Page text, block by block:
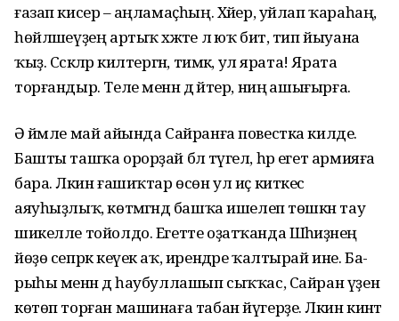
ғазап кисерә – аңламаҫһың. Хәйер, уйлап ҡараһаң,
һөйләшеүҙең артыҡ хәжәте лә юҡ бит, тип йыуана
ҡыҙ. Сәскәләр килтергән, тимәк, ул ярата! Ярата
торғандыр. Теле менән дә әйтер, ниңә ашығырға.
Ә йәмле май айында Сайранға повестка килде.
Башты ташҡа орорҙай бәлә түгел, һәр егет армияға
бара. Ләкин ғашиҡтар өсөн ул иҫ киткес
аяуһыҙлыҡ, көтмәгәндә башҡа ишелеп төшкән тау
шикелле тойолдо. Егетте оҙатҡанда Шәһиҙәнең
йөҙө сепрәк кеүек аҡ, ирендәре ҡалтырай ине. Ба­
рыһы менән дә һаубуллашып сыҡҡас, Сайран үҙен
көтөп торған машинаға табан йүгерҙе. Ләкин кинәт